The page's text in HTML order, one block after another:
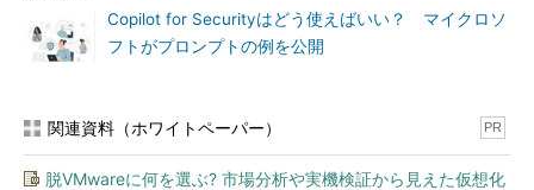
Copilot for Securityはどう使えばいい？ マイクロソ
フトがプロンプトの例を公開
関連資料（ホワイトペーパー） PR
脱VMwareに何を選ぶ? 市場分析や実機検証から見えた仮想化